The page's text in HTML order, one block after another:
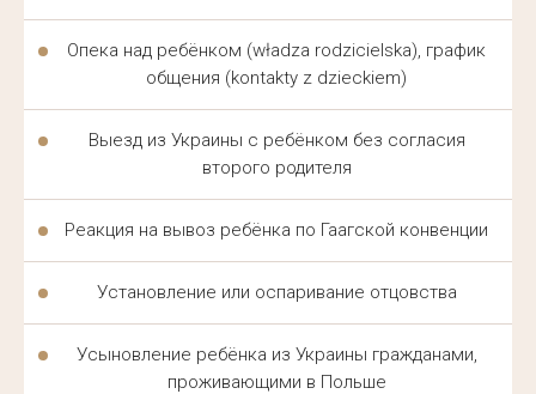
Адвокат для украинцев в Польше работает по
следующим направлениям юридической практики:
миграционное право — карта побыту, вид на
жительство, гражданство;
трудовые споры — защита прав работников и
работодателей;
семейное право — развод, алименты, опека над
детьми;
долгов, имущественные споры;
Опека над ребёнком (władza rodzicielska), график
общения (kontakty z dzieckiem)
Выезд из Украины с ребёнком без согласия
второго родителя
Реакция на вывоз ребёнка по Гаагской конвенции
Установление или оспаривание отцовства
Усыновление ребёнка из Украины гражданами,
проживающими в Польше